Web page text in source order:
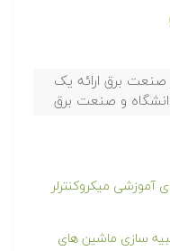
برق ارائه یک
دانشگاه و صنعت برق
آموزشی میکروکنترلر
سازی ماشین های